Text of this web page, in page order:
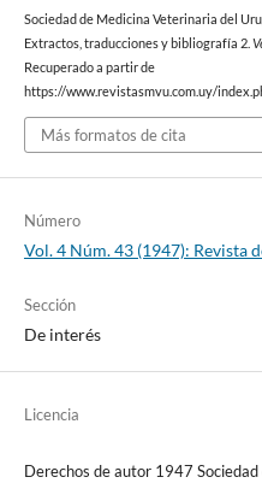
Sociedad de Medicina Veterinaria del
Extractos, traducciones y bibliografía 2.
Recuperado a partir de
https://www.revistasmvu.com.uy/
Más formatos de cita
Número
Vol. 4 Núm. 43 (1947): Revista
Sección
De interés
Licencia
Derechos de autor 1947